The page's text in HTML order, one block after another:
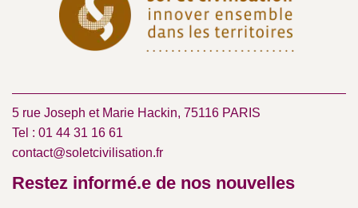
5 rue Joseph et Marie Hackin, 75116 PARIS
Tel : 01 44 31 16 61
contact@soletcivilisation.fr
Restez informé.e de nos nouvelles